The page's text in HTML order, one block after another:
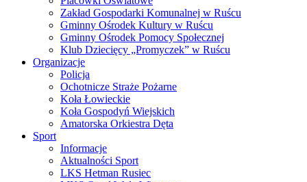
Zakład Gospodarki Komunalnej w Ruścu
Gminny Ośrodek Kultury w Ruścu
Gminny Ośrodek Pomocy Społecznej
Klub Dziecięcy „Promyczek” w Ruścu
Organizacje
Policja
Ochotnicze Straże Pożarne
Koła Łowieckie
Koła Gospodyń Wiejskich
Amatorska Orkiestra Dęta
Sport
Informacje
Aktualności Sport
LKS Hetman Rusiec